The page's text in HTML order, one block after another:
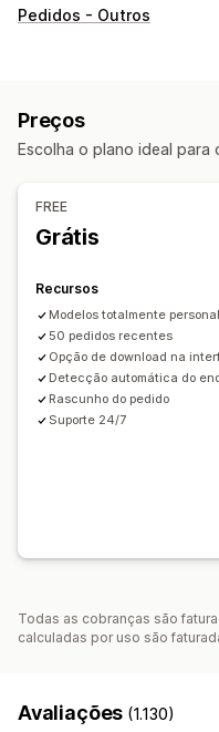
Tipos de documento
Personalização
E-mail do remetente
Códigos de barras
Gerenciamento de arquivos
Download em massa
Automação de e-mails
Impressão e exportação
Numeração sequencial
Pedidos - Outros
Preços
Escolha o plano ideal para
FREE
Grátis
Recursos
Modelos totalmente
50 pedidos recentes
Opção de download na
Detecção automática do
Rascunho do pedido
Suporte 24/7
Todas as cobranças são
calculadas por uso são
Avaliações (1.130)